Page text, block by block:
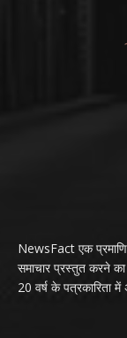
NewsFact एक
समाचार प्रस्तुत करने
20 वर्ष के पत्रकारिता